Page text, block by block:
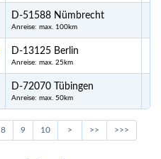
D-51588 Nümbrecht
Anreise: max. 100km
D-13125 Berlin
Anreise: max. 25km
D-72070 Tübingen
Anreise: max. 50km
8 9 10 > >> >>>